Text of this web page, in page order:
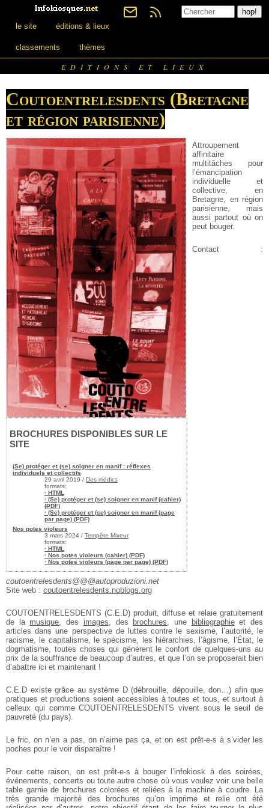
le site éditions & lieux
classements thèmes
EDITIONS ET LIEUX
Coutoentrelesdents (Bretagne
et région parisienne)
BROCHURES DISPONIBLES SUR LE
SITE
(Se) protéger et (se) soigner en manif : réflexes
individuels et collectifs
29 avril 2019 / Des médics
formats:
· HTML
· (Se) protéger et (se) soigner en manif (cahier)
(PDF)
· (Se) protéger et (se) soigner en manif (page
par page) (PDF)
Nos potes violeurs
3 mars 2024 / Tempête Mixeur
formats:
· HTML
· Nos potes violeurs (cahier) (PDF)
· Nos potes violeurs (page par page) (PDF)
Attroupement
affinitaire
multitâches pour
l’émancipation
individuelle et
collective, en
Bretagne, en région
parisienne, mais
aussi partout où on
peut bouger.
Contact :
coutoentrelesdents@@@autoproduzioni.net
Site web : coutoentrelesdents.noblogs.org
COUTOENTRELESDENTS (C.E.D) produit, diffuse et relaie gratuitement
de la musique , des images , des brochures , une bibliographieet des
articles dans une perspective de luttes contre le sexisme, l’autorité, le
racisme, le capitalisme, le spécisme, les hiérarchies, l’âgisme, l’État, le
dogmatisme, toutes choses qui génèrent le confort de quelques-uns au
prix de la souffrance de beaucoup d’autres, et que l’on se proposerait bien
d’abattre ici et maintenant !
C.E.D existe grâce au système D (débrouille, dépouille, don…) afin que
pratiques et productions soient accessibles à toutes et tous, et surtout à
celleux qui commeCOUTOENTRELESDENTS vivent sous le seuil de
pauvreté (du pays).
Le fric, on n’en a pas, on n’aime pas ça, et on est prêt-e-s à s’vider les
poches pour le voir disparaître !
Pour cette raison, on est prêt-e-s à bouger l’infokiosk à des soirées,
événements, concerts ou toute autre chose où vous voulez voir une belle
table garnie de brochures colorées et reliées à la machine à coudre. La
très grande majorité des brochures qu’on imprime et relie ont été